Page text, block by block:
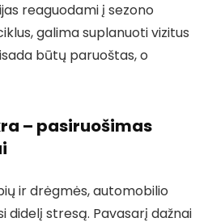
reaguodami į sezono
galima suplanuoti vizitus
būtų paruoštas, o
– pasiruošimas
ir drėgmės, automobilio
didelį stresą. Pavasarį dažnai